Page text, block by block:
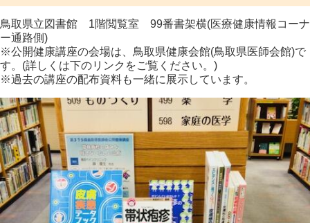
鳥取県立図書館 1階閲覧室 99番書架横(医療健康情報コーナ
ー通路側)
※公開健康講座の会場は、鳥取県健康会館(鳥取県医師会館)で
す。(詳しくは下のリンクをご覧ください。)
※過去の講座の配布資料も一緒に展示しています。